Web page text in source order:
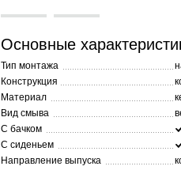
Основные
Тип монтажа
Конструкция
Материал
Вид смыва
С бачком
С сиденьем
Направление выпуска